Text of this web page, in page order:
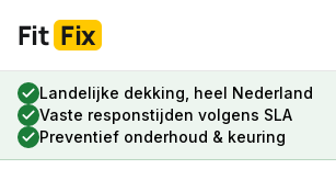
Fit Fix
Landelijke dekking, heel Nederland
Vaste responstijden volgens SLA
Preventief onderhoud & keuring